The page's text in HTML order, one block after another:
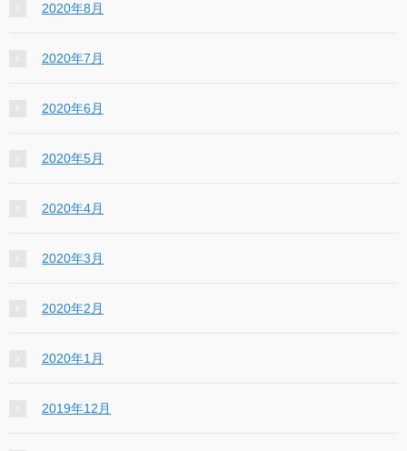
2020年8月
2020年7月
2020年6月
2020年5月
2020年4月
2020年3月
2020年2月
2020年1月
2019年12月